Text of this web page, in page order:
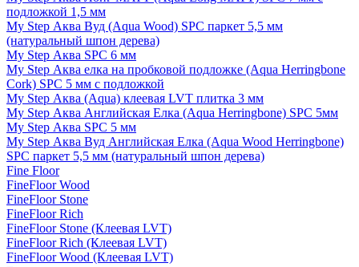
подложкой 1,5 мм
My Step Аква Вуд (Aqua Wood) SPC паркет 5,5 мм
(натуральный шпон дерева)
My Step Аква SPC 6 мм
My Step Аква елка на пробковой подложке (Aqua Herringbone
Cork) SPC 5 мм с подложкой
My Step Аква (Aqua) клеевая LVT плитка 3 мм
My Step Аква Английская Елка (Aqua Herringbone) SPC 5мм
My Step Аква SPC 5 мм
My Step Аква Вуд Английская Елка (Aqua Wood Herringbone)
SPC паркет 5,5 мм (натуральный шпон дерева)
Fine Floor
FineFloor Wood
FineFloor Stone
FineFloor Rich
FineFloor Stone (Клеевая LVT)
FineFloor Rich (Клеевая LVT)
FineFloor Wood (Клеевая LVT)